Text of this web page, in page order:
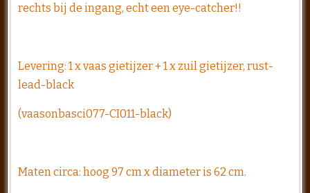
rechts bij de ingang, echt een eye-catcher!!
Levering: 1 x vaas gietijzer + 1 x zuil gietijzer, rust-
lead-black
(vaasonbasci077-CI011-black)
Maten circa: hoog 97 cm x diameter is 62 cm.